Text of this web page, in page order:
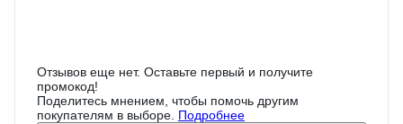
Отзывов еще нет. Оставьте первый и получите
промокод!
Поделитесь мнением, чтобы помочь другим
покупателям в выборе. Подробнее